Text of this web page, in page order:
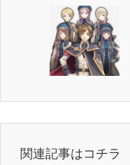
関連記事はコチラ